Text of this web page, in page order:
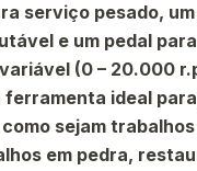
serviço pesado,
e um pedal
(0 – 20.000
ideal
sejam
em pedra,